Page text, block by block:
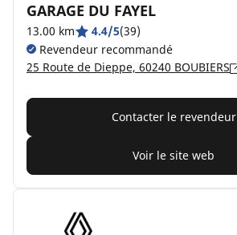
GARAGE DU FAYEL
13.00 km 4.4/5(39)
Revendeur recommandé
25 Route de Dieppe, 60240 BOUBIERS
Contacter le revendeur
Voir le site web